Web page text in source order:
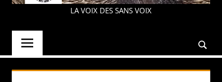
PAROLE
LA VOIX DES SANS VOIX